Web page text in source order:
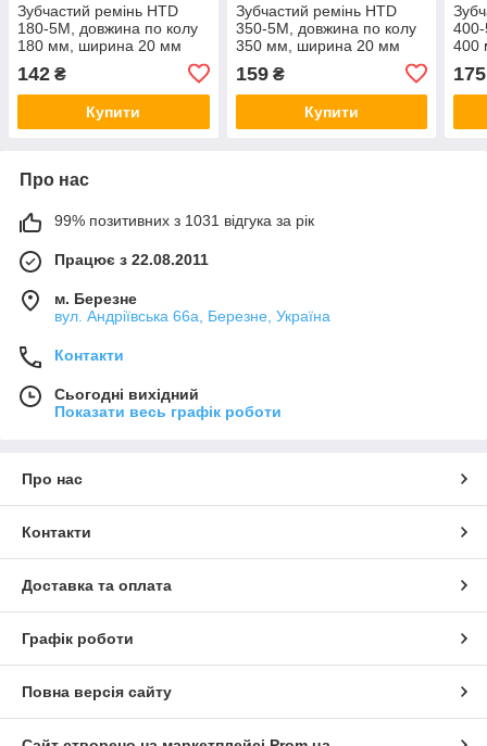
Зубчастий ремінь HTD
180-5M, довжина по колу
180 мм, ширина 20 мм
142 ₴
Купити
Зубчастий ремінь HTD
350-5M, довжина по колу
350 мм, ширина 20 мм
159₴
Купити
400
175
Про нас
99% позитивних з 1031 відгука за рік
Працює з 22.08.2011
м. Березне
вул. Андріївська 66а, Березне, Україна
Контакти
Сьогодні вихідний
Показати весь графік роботи
Про нас
Контакти
Доставка та оплата
Графік роботи
Повна версія сайту